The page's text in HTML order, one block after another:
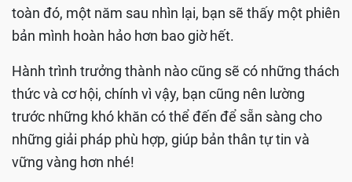
toàn đó, một năm sau nhìn lại, bạn sẽ thấy một phiên
bản mình hoàn hảo hơn bao giờ hết.
Hành trình trưởng thành nào cũng sẽ có những thách
thức và cơ hội, chính vì vậy, bạn cũng nên lường
trước những khó khăn có thể đến để sẵn sàng cho
những giải pháp phù hợp, giúp bản thân tự tin và
vững vàng hơn nhé!